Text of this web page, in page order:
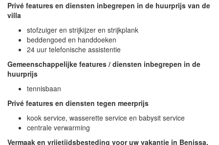
Privé features en diensten inbegrepen in de huurprijs van de
villa
stofzuiger en strijkijzer en strijkplank
beddengoed en handdoeken
24 uur telefonische assistentie
Gemeenschappelijke features / diensten inbegrepen in de
huurprijs
tennisbaan
Privé features en diensten tegen meerprijs
kook service, wasserette service en babysit service
centrale verwarming
Vermaak en vrijetijdsbesteding voor uw vakantie in Benissa,